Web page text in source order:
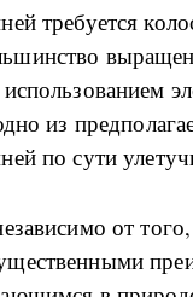
требуется
из
по сути
от